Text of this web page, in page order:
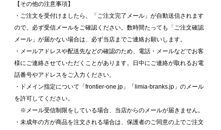
【その他の注意事項】
・ご注文を受付けましたら、「ご注文完了メール」が自動送信されます
ので、必ず受信メールをご確認ください。数時間たっても「ご注文確認
メール」が届かない場合は、必ず当店までご連絡お願いします。
・メールアドレスや配送先などの確認のため、電話・メールなどでお客
様にご連絡させていただくことがあります。日中にご連絡が取れるお電
話番号やアドレスをご入力ください。
・ドメイン指定について「frontier-one.jp」「limia-branks.jp」のメール
を許可してください。
※メール受信制限をしている場合、当店からのメールが届きません。
・未成年の方が商品を注文される場合は、保護者のご同意の上でご注文